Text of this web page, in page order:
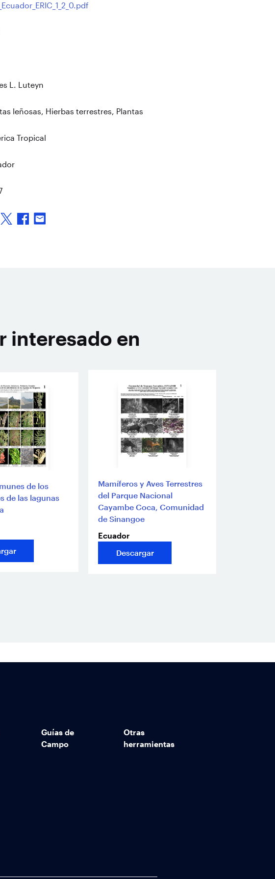
L. Luteyn
leñosas, Hierbas terrestres, Plantas
Tropical
interesado en
de los
de las lagunas
Mamíferos y Aves Terrestres
del Parque Nacional
Cayambe Coca, Comunidad
de Sinangoe
Ecuador
Descargar
Guías de
Campo
Otras
herramientas